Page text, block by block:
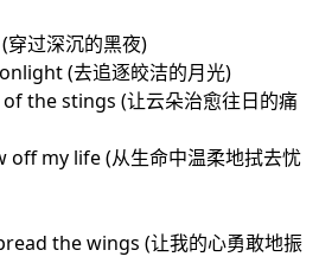
过深沉的黑夜)
(去追逐皎洁的月光)
the stings (让云朵治愈往日的痛
my life (从生命中温柔地拭去忧
the wings (让我的心勇敢地振